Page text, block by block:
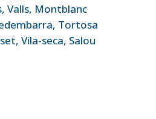
, Valls, Montblanc
, Tortosa
, Vila-seca, Salou